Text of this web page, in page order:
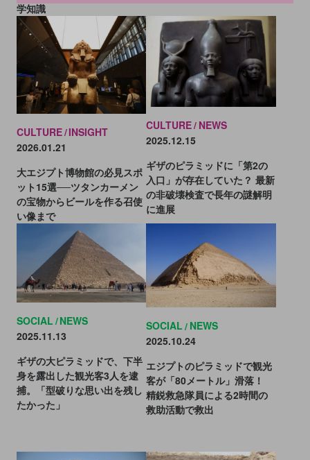
学知識
CULTURE INSIGHT
2026.01.21
大エジプト博物館の必見スポ
ット15選──ツタンカーメン
の宝物からビールを作る召使
い像まで
CULTURE NEWS
2025.12.15
ギザのピラミッドに「第2の
入口」が存在していた？ 最新
の非破壊検査で長年の謎解明
に進展
SOCIAL NEWS
2025.11.13
ギザの大ピラミッドで、下半
身を露出した観光客3人を逮
捕。「型破りな思い出を残し
たかった」
SOCIAL NEWS
2025.10.24
エジプトのピラミッドで観光
客が「80メートル」滑落！
精鋭救急隊員による2時間の
救助活動で救出